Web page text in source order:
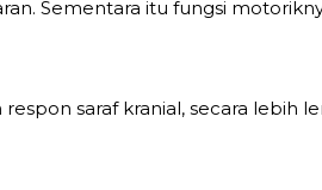
Sementara itu fungsi
saraf kranial, secara lebih